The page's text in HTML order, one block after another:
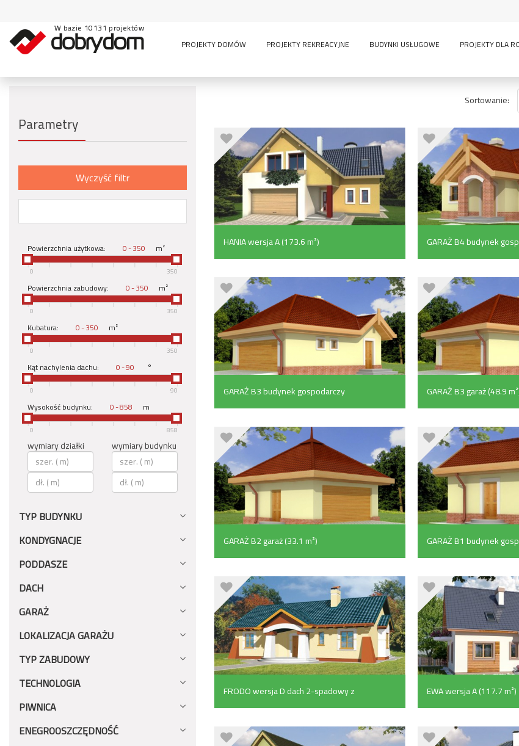
W bazie 10131 projektów
PROJEKTY DOMÓW
PROJEKTY REKREACYJNE BUDYNKI USŁUGOWE PROJEKTY DLA
Parametry
Wyczyść filtr
Powierzchnia użytkowa: - m²
0 350
Powierzchnia zabudowy: - m²
0 350
Kubatura: - m²
0 350
Kąt nachylenia dachu: - °
0 90
Wysokość budynku: - m
0 858
wymiary działki wymiary budynku
TYP BUDYNKU
KONDYGNACJE
PODDASZE
DACH
GARAŻ
LOKALIZACJA GARAŻU
TYP ZABUDOWY
TECHNOLOGIA
PIWNICA
ENEGROOSZCZĘDNOŚĆ
Sortowanie:
HANIA wersja A (173.6 m²)
GARAŻ B4 budynek
(54.6 m²)
GARAŻ B3 budynek gospodarczy
(48.9 m²)
GARAŻ B3 garaż (48.9
GARAŻ B2 garaż (33.1 m²)
GARAŻ B1 budynek
(17.6 m²)
FRODO wersja D dach 2-spadowy z
pojedynczym garażem (97.3 m²)
EWA wersja A (117.7 m²)